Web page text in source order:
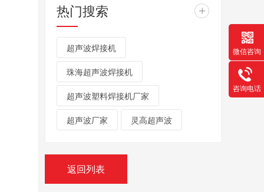
热门搜索 +
超声波焊接机
珠海超声波焊接机
超声波塑料焊接机厂家
超声波厂家 灵高超声波
返回列表
微信咨询
咨询电话